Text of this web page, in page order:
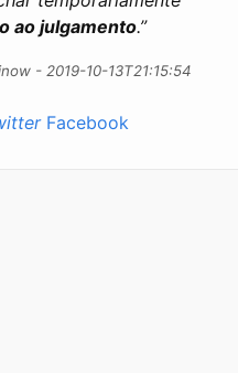
ao julgamento.”
- 2019-10-13T21:15:54
Facebook